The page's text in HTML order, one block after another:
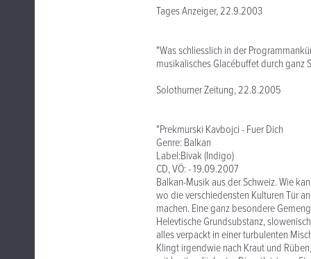
Tages Anzeiger, 22.9.2003
"Was schliesslich in der
musikalisches Glacébuffet durch ganz
Solothurner Zeitung, 22.8.2005
"Prekmurski Kavbojci - Fuer Dich
Genre: Balkan
Label:Bivak (Indigo)
CD, VÖ: - 19.09.2007
Balkan-Musik aus der Schweiz. Wie
wo die verschiedensten Kulturen Tür
machen. Eine ganz besondere
Helevtische Grundsubstanz,
alles verpackt in einer turbulenten
Klingt irgendwie nach Kraut und